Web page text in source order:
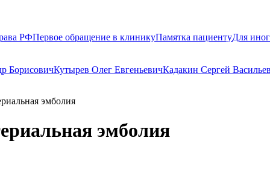
РФПервое обращение в клиникуПамятка пациентуДля
БорисовичКутырев Олег ЕвгеньевичКадакин Сергей
эмболия
эмболия